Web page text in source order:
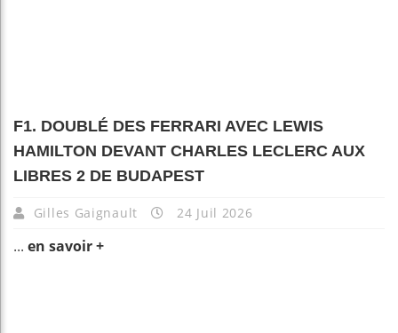
F1. DOUBLÉ DES FERRARI AVEC LEWIS
HAMILTON DEVANT CHARLES LECLERC AUX
LIBRES 2 DE BUDAPEST
Gilles Gaignault 24 Juil 2026
... en savoir +